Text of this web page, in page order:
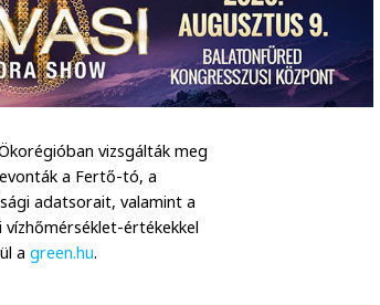
vizsgálták meg
a Fertő-tó, a
adatsorait, valamint a
értékekkel
agreen.hu.